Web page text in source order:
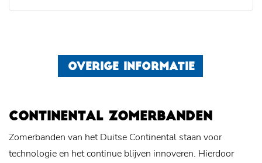
OVERIGE INFORMATIE
CONTINENTAL ZOMERBANDEN
Zomerbanden van het Duitse Continental staan voor
technologie en het continue blijven innoveren. Hierdoor